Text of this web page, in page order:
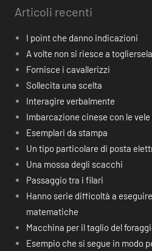
Articoli recenti
I point che danno indicazioni
A volte non si riesce a
Fornisce i cavallerizzi
Sollecita una scelta
Interagire verbalmente
Imbarcazione cinese con le
Esemplari da stampa
Un tipo particolare di posta
Una mossa degli scacchi
Passaggio tra i filari
Hanno serie difficoltà a
matematiche
Macchina per il taglio del
Esempio che si segue in modo